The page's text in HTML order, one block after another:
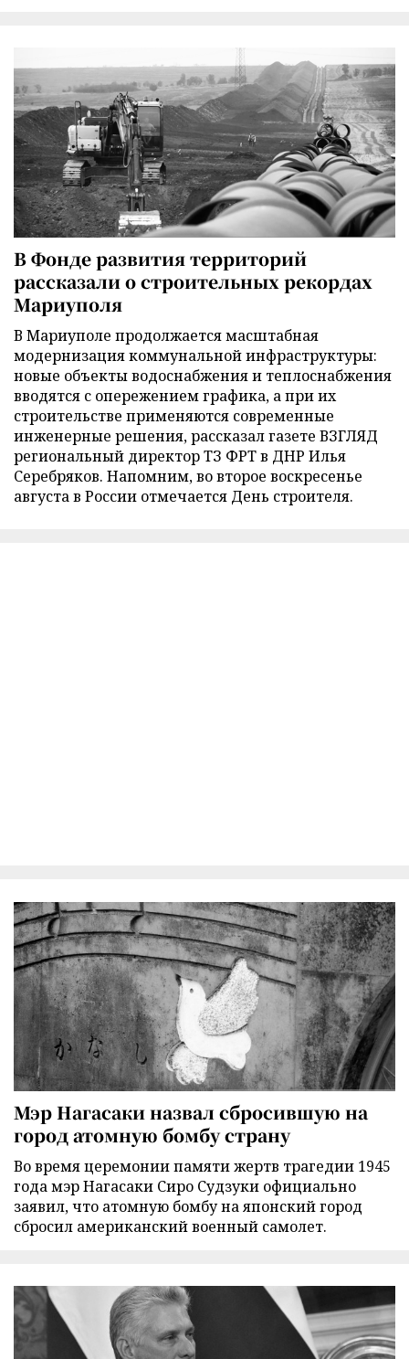
В Фонде развития территорий
рассказали о строительных рекордах
Мариуполя
В Мариуполе продолжается масштабная
модернизация коммунальной инфраструктуры:
новые объекты водоснабжения и теплоснабжения
вводятся с опережением графика, а при их
строительстве применяются современные
инженерные решения, рассказал газете ВЗГЛЯД
региональный директор ТЗ ФРТ в ДНР Илья
Серебряков. Напомним, во второе воскресенье
августа в России отмечается День строителя.
Мэр Нагасаки назвал сбросившую на
город атомную бомбу страну
Во время церемонии памяти жертв трагедии 1945
года мэр Нагасаки Сиро Судзуки официально
заявил, что атомную бомбу на японский город
сбросил американский военный самолет.